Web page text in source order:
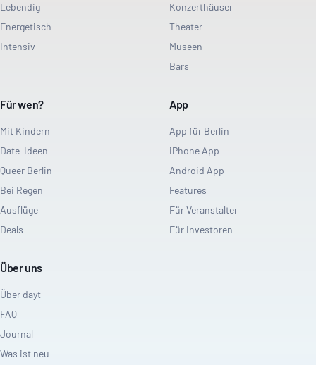
Lebendig
Energetisch
Intensiv
Konzerthäuser
Theater
Museen
Bars
Für wen?
Mit Kindern
Date-Ideen
Queer Berlin
Bei Regen
Ausflüge
Deals
App
App für Berlin
iPhone App
Android App
Features
Für Veranstalter
Für Investoren
Über uns
Über dayt
FAQ
Journal
Was ist neu